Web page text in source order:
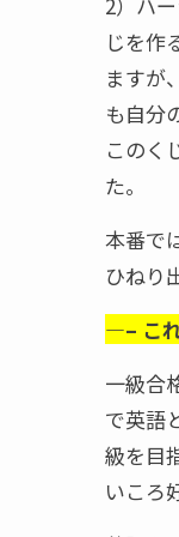
じを作
ますが
も自分
このく
た。
本番で
ひねり
—– こ
一級合
で英語
級を目
いころ